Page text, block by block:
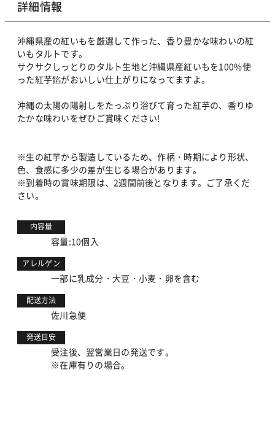
詳細情報
沖縄県産の紅いもを厳選して作った、香り豊かな味わいの紅
いもタルトです。
サクサクしっとりのタルト生地と沖縄県産紅いもを100%使
った紅芋餡がおいしい仕上がりになってますよ。
沖縄の太陽の陽射しをたっぷり浴びて育った紅芋の、香りゆ
たかな味わいをぜひご賞味ください!
※生の紅芋から製造しているため、作柄・時期により形状、
色、食感に多少の差が生じる場合があります。
※到着時の賞味期限は、2週間前後となります。ご了承くだ
さい。
内容量
容量:10個入
アレルゲン
一部に乳成分・大豆・小麦・卵を含む
配送方法
佐川急便
発送目安
受注後、翌営業日の発送です。
※在庫有りの場合。